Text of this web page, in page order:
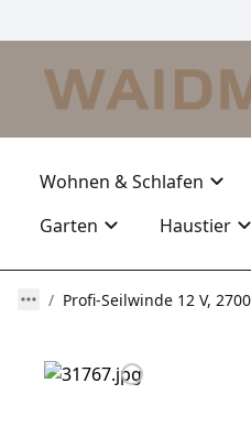
Wohnen & Schlafen
Garten
Haustier